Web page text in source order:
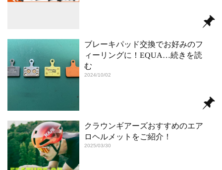
ブレーキパッド交換でお好みのフ
ィーリングに！EQUA …続きを読
む
2024/10/02
クラウンギアーズおすすめのエア
ロヘルメットをご紹介！
2025/03/30